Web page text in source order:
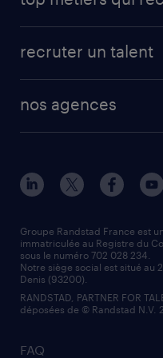
créer un compte
app talent / portail web
manutentionnaire
assistant administratif
comptable
recruter un talent
solutions
contact entreprise
faq intérim /
nos agences
nos agences par ville
nos agences par région
nos cabinets de
FAQ
Groupe Randstad France est
immatriculée au Registre du
sous le numéro 702 028 234.
Notre siège social est situé au
Denis (93200).
RANDSTAD, PARTNER FOR
déposées de © Randstad N.V.